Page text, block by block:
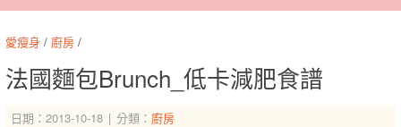
愛瘦身 / 廚房 /
法國麵包Brunch_低卡減肥食譜
日期：2013-10-18 分類： 廚房